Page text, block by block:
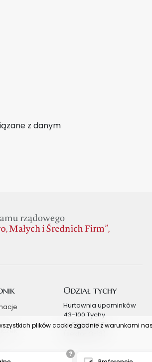
z danym
Odział tychy
Hurtownia upominków
43-100 Tychy
ul. Sadowa 6
plików cookie zgodnie z warunkami
?